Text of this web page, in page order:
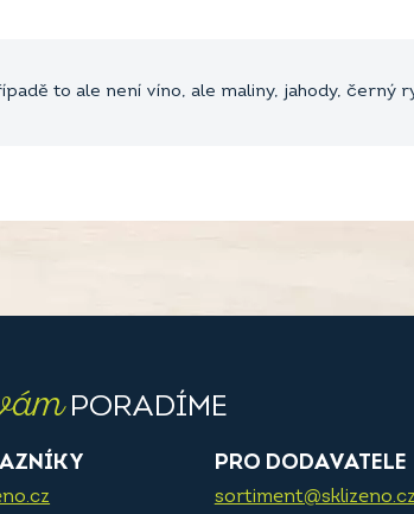
to ale není víno, ale maliny, jahody, černý
PORADÍME
PRO DODAVATELE
sortiment@sklizeno.cz